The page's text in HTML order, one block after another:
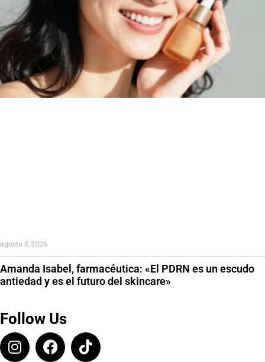
Amanda Isabel, farmacéutica: «El PDRN es un escudo
antiedad y es el futuro del skincare»
agosto 5, 2026
Follow Us